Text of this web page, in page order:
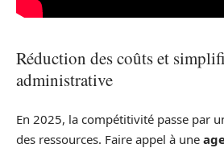
Réduction des coûts et
administrative
En 2025, la compétitivité passe par
des ressources. Faire appel à une